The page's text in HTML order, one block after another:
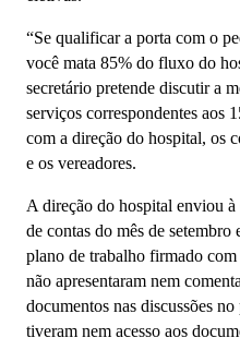
“Se qualificar a porta com o
você mata 85% do fluxo do
secretário pretende discutir a
serviços correspondentes aos
com a direção do hospital, os
e os vereadores.
A direção do hospital enviou
de contas do mês de
plano de trabalho firmado
não apresentaram nem
documentos nas discussões
tiveram nem acesso aos